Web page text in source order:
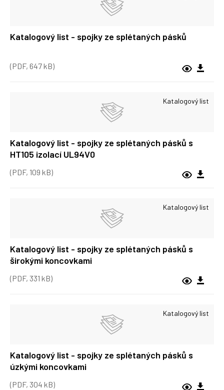
Katalogový list - spojky ze splétaných pásků
(PDF, 647 kB)
Katalogový list
Katalogový list - spojky ze splétaných pásků s
HT105 izolací UL94V0
(PDF, 109 kB)
Katalogový list
Katalogový list - spojky ze splétaných pásků s
širokými koncovkami
(PDF, 331 kB)
Katalogový list
Katalogový list - spojky ze splétaných pásků s
úzkými koncovkami
(PDF, 304 kB)